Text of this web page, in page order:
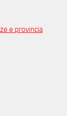
e provincia